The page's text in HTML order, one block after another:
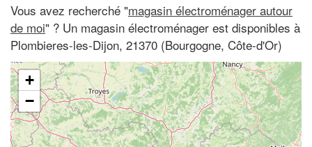
Vous avez recherché "magasin électroménager autour
de moi" ? Un magasin électroménager est disponibles à
Plombieres-les-Dijon, 21370 (Bourgogne, Côte-d'Or)
+
−